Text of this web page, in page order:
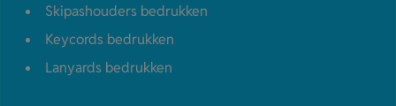
Skipashouders bedrukken
Keycords bedrukken
Lanyards bedrukken